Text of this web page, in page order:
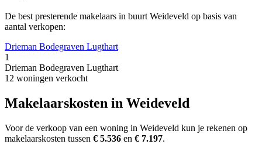
De best presterende makelaars in buurt Weideveld op basis van
aantal verkopen:
Drieman Bodegraven Lugthart
1
Drieman Bodegraven Lugthart
12 woningen verkocht
Makelaarskosten in Weideveld
Voor de verkoop van een woning in Weideveld kun je rekenen op
makelaarskosten tussen € 5.536 en € 7.197.